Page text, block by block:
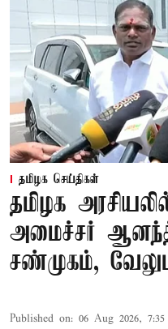
தமிழக செய்திகள்
தமிழக
அமைச்சர்
சண்முகம்,
Published on: 06 Aug 2026,